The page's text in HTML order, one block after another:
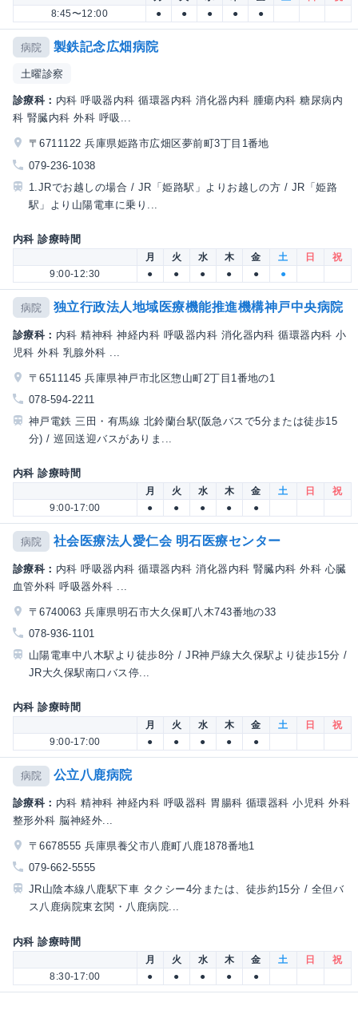
8:45〜12:00
● ● ● ● ●
病院 製鉄記念広畑病院
土曜診察
診療科： 内科 呼吸器内科 循環器内科 消化器内科 腫瘍内科 糖尿病内
科 腎臓内科 外科 呼吸...
〒6711122 兵庫県姫路市広畑区夢前町3丁目1番地
079-236-1038
1.JRでお越しの場合 / JR「姫路駅」よりお越しの方 / JR「姫路
駅」より山陽電車に乗り...
内科 診療時間
月 火 水 木 金 土 日
祝
9:00-12:30
● ● ● ● ● ●
病院 独立行政法人地域医療機能推進機構神戸中央病院
診療科： 内科 精神科 神経内科 呼吸器内科 消化器内科 循環器内科 小
児科 外科 乳腺外科 ...
〒6511145 兵庫県神戸市北区惣山町2丁目1番地の1
078-594-2211
神戸電鉄 三田・有馬線 北鈴蘭台駅(阪急バスで5分または徒歩15
分) / 巡回送迎バスがありま...
内科 診療時間
月 火 水 木 金 土 日
祝
9:00-17:00
● ● ● ● ●
病院 社会医療法人愛仁会 明石医療センター
診療科： 内科 呼吸器内科 循環器内科 消化器内科 腎臓内科 外科 心臓
血管外科 呼吸器外科 ...
〒6740063 兵庫県明石市大久保町八木743番地の33
078-936-1101
山陽電車中八木駅より徒歩8分 / JR神戸線大久保駅より徒歩15分 /
JR大久保駅南口バス停...
内科 診療時間
月 火 水 木 金 土 日
祝
9:00-17:00
● ● ● ● ●
病院 公立八鹿病院
診療科： 内科 精神科 神経内科 呼吸器科 胃腸科 循環器科 小児科 外科
整形外科 脳神経外...
〒6678555 兵庫県養父市八鹿町八鹿1878番地1
079-662-5555
JR山陰本線八鹿駅下車 タクシー4分または、徒歩約15分 / 全但バ
ス八鹿病院東玄関・八鹿病院...
内科 診療時間
月 火 水 木 金 土 日
祝
8:30-17:00
● ● ● ● ●